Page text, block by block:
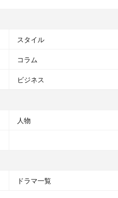
スタイル
コラム
ビジネス
人物
ドラマ一覧